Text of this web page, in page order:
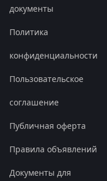
документы
Политика
конфиденциальности
Пользовательское
соглашение
Публичная оферта
Правила объявлений
Документы для